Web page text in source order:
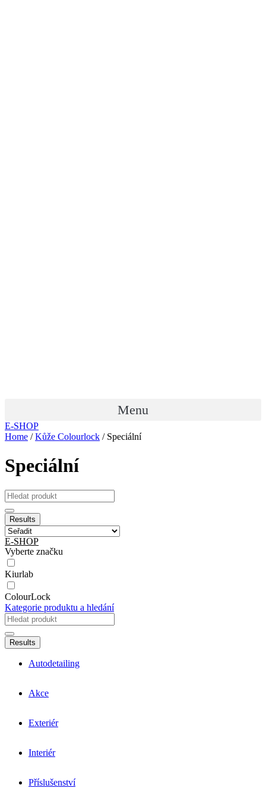
Menu
E-SHOP
Home /Kůže Colourlock / Speciální
Speciální
Results
E-SHOP
Vyberte značku
Kiurlab
ColourLock
Kategorie produktu a hledání
Results
Autodetailing
Akce
Exteriér
Interiér
Příslušenství